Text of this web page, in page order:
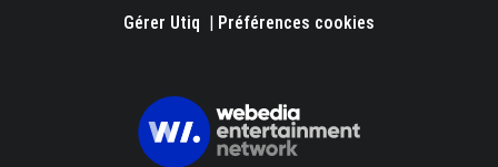
Gérer Utiq | Préférences cookies